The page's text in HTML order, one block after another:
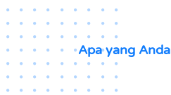
Apa yang